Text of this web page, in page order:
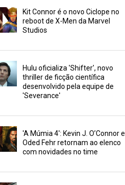
Kit Connor é o novo Ciclope no
reboot de X-Men da Marvel
Studios
Hulu oficializa 'Shifter', novo
thriller de ficção científica
desenvolvido pela equipe de
'Severance'
'A Múmia 4': Kevin J. O’Connor e
Oded Fehr retornam ao elenco
com novidades no time